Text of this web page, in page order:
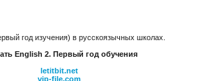
год изучения) в русскоязычных школах.
English 2. Первый год обучения
letitbit.net
vip-file.com